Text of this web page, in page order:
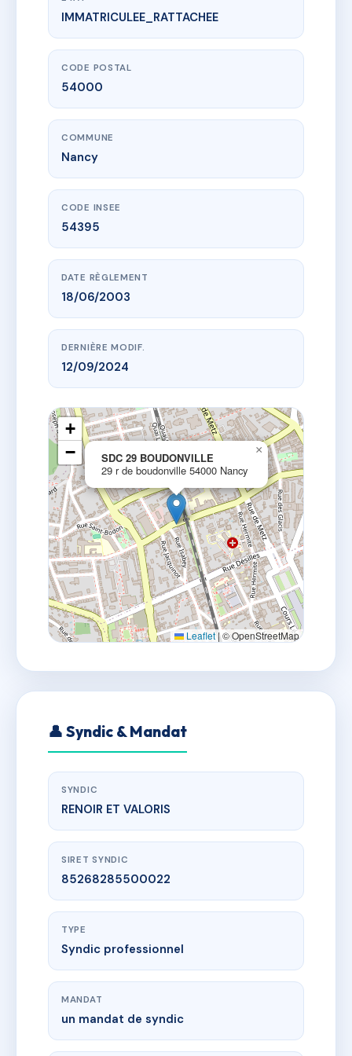
www.vme.plus/AG0600049
SDC 29 BOUDONVILLE
29 r de boudonville
IMMATRICULEE_RATTACHEE
CODE POSTAL
54000
COMMUNE
Nancy
CODE INSEE
54395
DATE RÈGLEMENT
18/06/2003
DERNIÈRE MODIF.
12/09/2024
SDC 29 BOUDONVILLE
29 r de boudonville 54000 Nancy
×
+
−
Leaflet|© OpenStreetMap
👤 Syndic & Mandat
SYNDIC
RENOIR ET VALORIS
SIRET SYNDIC
85268285500022
TYPE
Syndic professionnel
MANDAT
un mandat de syndic